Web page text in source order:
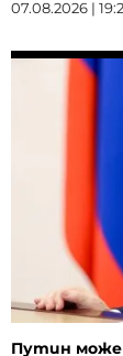
07.08.2026 |
Путин може